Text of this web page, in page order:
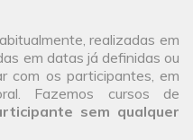
realizadas em
em datas já definidas ou
com os participantes, em
Fazemos cursos de
sem qualquer